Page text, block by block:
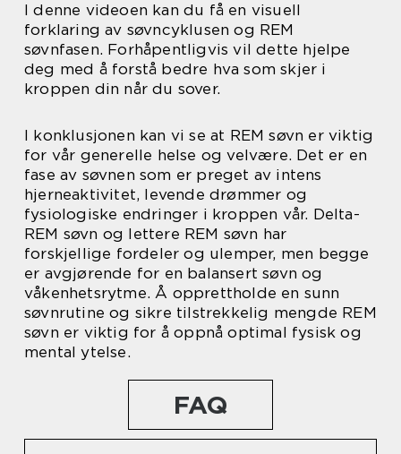
I denne videoen kan du få en visuell
forklaring av søvncyklusen og REM
søvnfasen. Forhåpentligvis vil dette hjelpe
deg med å forstå bedre hva som skjer i
kroppen din når du sover.
I konklusjonen kan vi se at REM søvn er viktig
for vår generelle helse og velvære. Det er en
fase av søvnen som er preget av intens
hjerneaktivitet, levende drømmer og
fysiologiske endringer i kroppen vår. Delta-
REM søvn og lettere REM søvn har
forskjellige fordeler og ulemper, men begge
er avgjørende for en balansert søvn og
våkenhetsrytme. Å opprettholde en sunn
søvnrutine og sikre tilstrekkelig mengde REM
søvn er viktig for å oppnå optimal fysisk og
mental ytelse.
FAQ